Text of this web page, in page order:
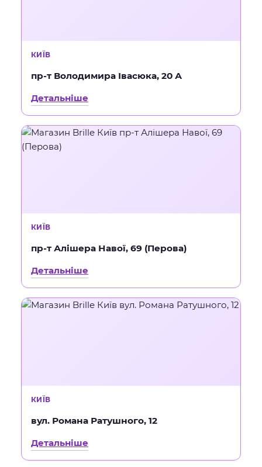
КИЇВ
пр-т Володимира Івасюка, 20 А
Детальніше
КИЇВ
пр-т Алішера Навої, 69 (Перова)
Детальніше
КИЇВ
вул. Романа Ратушного, 12
Детальніше